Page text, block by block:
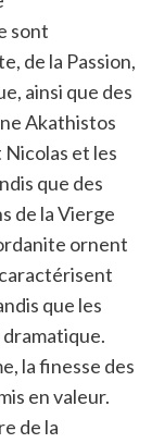
sont
de la Passion,
ainsi que des
Akathistos
et les
que des
de la Vierge
ornent
que les
dramatique.
la finesse des
en valeur.
de la